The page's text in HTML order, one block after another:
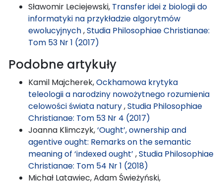
Sławomir Leciejewski, Transfer idei z biologii do
informatyki na przykładzie algorytmów
ewolucyjnych,Studia Philosophiae Christianae:
Tom 53 Nr 1 (2017)
Podobne artykuły
Kamil Majcherek,Ockhamowa krytyka
teleologii a narodziny nowożytnego rozumienia
celowości świata natury,Studia Philosophiae
Christianae: Tom 53 Nr 4 (2017)
Joanna Klimczyk,‘Ought’, ownership and
agentive ought: Remarks on the semantic
meaning of ‘indexed ought’ ,Studia Philosophiae
Christianae: Tom 54 Nr 1 (2018)
Michał Latawiec, Adam Świeżyński,